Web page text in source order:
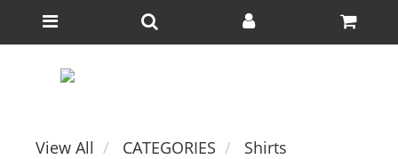
View All CATEGORIES Shirts